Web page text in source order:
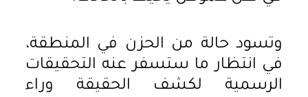
وتسود حالة من الحزن في المنطقة،
في انتظار ما ستسفر عنه التحقيقات
الرسمية لكشف الحقيقة وراء